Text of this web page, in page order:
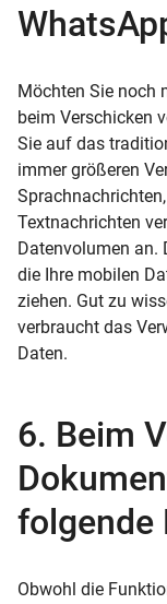
Möchten Sie noch
beim Verschicken
Sie auf das
immer größeren
Textnachrichten
Datenvolumen an.
die Ihre mobilen
ziehen. Gut zu
verbraucht das
Daten.
6. Beim
folgende
Obwohl die